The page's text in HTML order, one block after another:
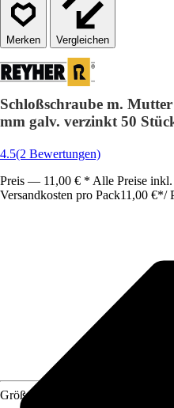
Vergleichen
Schloßschraube m.
mm galv. verzinkt 50
4.5(2 Bewertungen)
Preis — 11,00 € * Alle Preise
Versandkosten pro Pack11,00 €*/
Größe